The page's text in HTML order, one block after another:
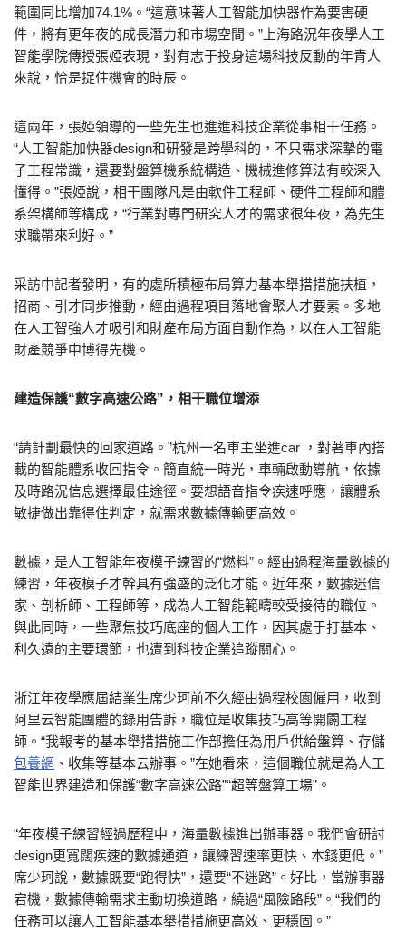
範圍同比增加74.1%。“這意味著人工智能加快器作為要害硬
件，將有更年夜的成長潛力和市場空間。”上海路況年夜學人工
智能學院傳授張婭表現，對有志于投身這場科技反動的年青人
來說，恰是捉住機會的時辰。
這兩年，張婭領導的一些先生也進進科技企業從事相干任務。
“人工智能加快器design和研發是跨學科的，不只需求深摯的電
子工程常識，還要對盤算機系統構造、機械進修算法有較深入
懂得。”張婭說，相干團隊凡是由軟件工程師、硬件工程師和體
系架構師等構成，“行業對專門研究人才的需求很年夜，為先生
求職帶來利好。”
采訪中記者發明，有的處所積極布局算力基本舉措措施扶植，
招商、引才同步推動，經由過程項目落地會聚人才要素。多地
在人工智強人才吸引和財產布局方面自動作為，以在人工智能
財產競爭中博得先機。
建造保護“數字高速公路”，相干職位增添
“請計劃最快的回家道路。”杭州一名車主坐進car ，對著車內搭
載的智能體系收回指令。簡直統一時光，車輛啟動導航，依據
及時路況信息選擇最佳途徑。要想語音指令疾速呼應，讓體系
敏捷做出靠得住判定，就需求數據傳輸更高效。
數據，是人工智能年夜模子練習的“燃料”。經由過程海量數據的
練習，年夜模子才幹具有強盛的泛化才能。近年來，數據迷信
家、剖析師、工程師等，成為人工智能範疇較受接待的職位。
與此同時，一些聚焦技巧底座的個人工作，因其處于打基本、
利久遠的主要環節，也遭到科技企業追蹤關心。
浙江年夜學應屆結業生席少珂前不久經由過程校園僱用，收到
阿里云智能團體的錄用告訴，職位是收集技巧高等開闢工程
師。“我報考的基本舉措措施工作部擔任為用戶供給盤算、存儲
包養網 、收集等基本云辦事。”在她看來，這個職位就是為人工
智能世界建造和保護“數字高速公路”“超等盤算工場”。
“年夜模子練習經過歷程中，海量數據進出辦事器。我們會研討
design更寬闊疾速的數據通道，讓練習速率更快、本錢更低。”
席少珂說，數據既要“跑得快”，還要“不迷路”。好比，當辦事器
宕機，數據傳輸需求主動切換道路，繞過“風險路段”。“我們的
任務可以讓人工智能基本舉措措施更高效、更穩固。”